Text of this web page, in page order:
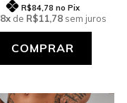
R$84,78 no Pix
8xde R$11,78sem juros
COMPRAR